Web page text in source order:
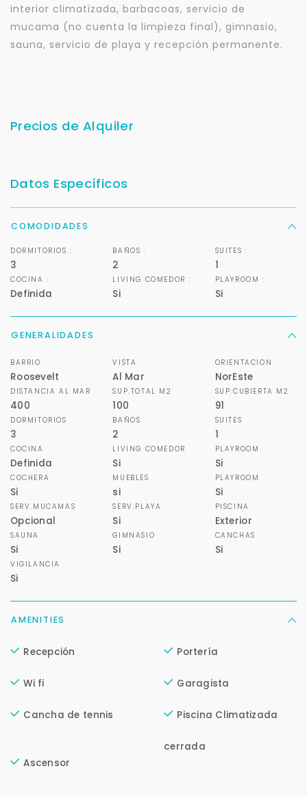
interior climatizada, barbacoas, servicio de
mucama (no cuenta la limpieza final), gimnasio,
sauna, servicio de playa y recepción permanente.
Precios de Alquiler
Datos Específicos
COMODIDADES
DORMITORIOS :
3
BAÑOS :
2
SUITES :
1
COCINA :
Definida
LIVING COMEDOR :
Si
PLAYROOM :
Si
GENERALIDADES
BARRIO
Roosevelt
VISTA
Al Mar
ORIENTACION
NorEste
DISTANCIA AL MAR
400
SUP.TOTAL M2
100
SUP.CUBIERTA M2
91
DORMITORIOS
3
BAÑOS
2
SUITES
1
COCINA
Definida
LIVING COMEDOR
Si
PLAYROOM
Si
COCHERA
Si
MUEBLES
si
PLAYROOM
Si
SERV.MUCAMAS
Opcional
SERV.PLAYA
Si
PISCINA
Exterior
SAUNA
Si
GIMNASIO
Si
CANCHAS
Si
VIGILANCIA
Si
AMENITIES
Recepción Portería
Wi fi Garagista
Cancha de tennis Piscina Climatizada
cerrada
Ascensor